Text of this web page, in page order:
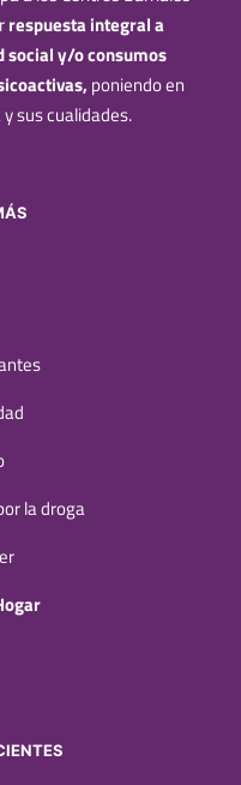
respuesta integral a
social y/o consumos
poniendo en
sus cualidades.
la droga